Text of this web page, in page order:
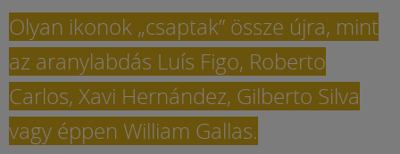
Olyan ikonok „csaptak” össze újra, mint
az aranylabdás Luís Figo, Roberto
Carlos, Xavi Hernández, Gilberto Silva
vagy éppen William Gallas.
English